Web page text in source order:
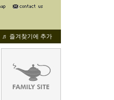
♬ 즐겨찾기에 추가